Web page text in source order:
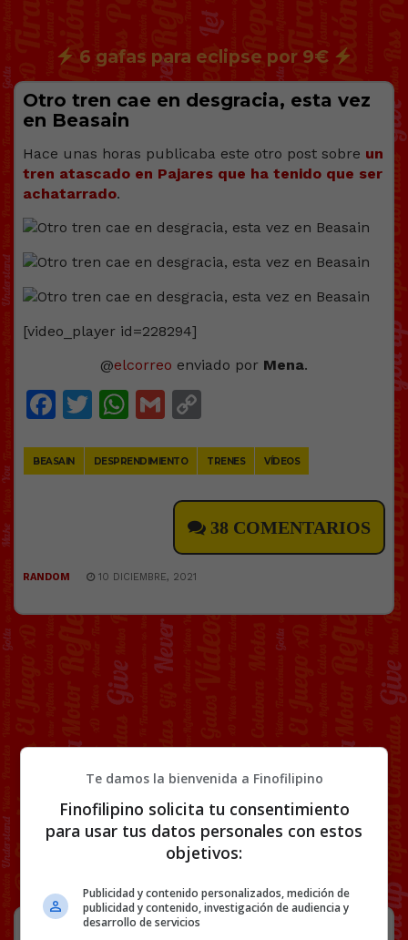
6 gafas para eclipse por 9€
Otro tren cae en desgracia, esta vez
en Beasain
Hace unas horas publicaba este otro post sobre un
tren atascado en Pajares que ha tenido que ser
achatarrado.
[video_player id=228294]
@elcorreo enviado por Mena.
Facebook
Twitter
WhatsApp
Gmail
BEASAIN DESPRENDIMIENTO TRENES VÍDEOS
38 COMENTARIOS
RANDOM 10 DICIEMBRE, 2021
“Me quedé en la calle sin poder
Te damos la bienvenida a Finofilipino
Finofilipino solicita tu consentimiento
para usar tus datos personales con estos
objetivos:
Publicidad y contenido personalizados, medición de
publicidad y contenido, investigación de audiencia y
desarrollo de servicios